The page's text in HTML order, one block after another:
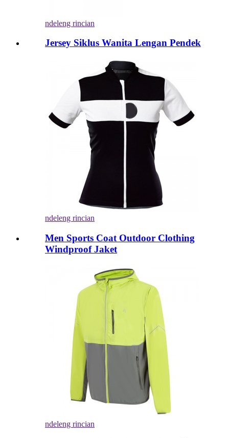
ndeleng rincian
Jersey Siklus Wanita Lengan Pendek
ndeleng rincian
Men Sports Coat Outdoor Clothing
Windproof Jaket
ndeleng rincian